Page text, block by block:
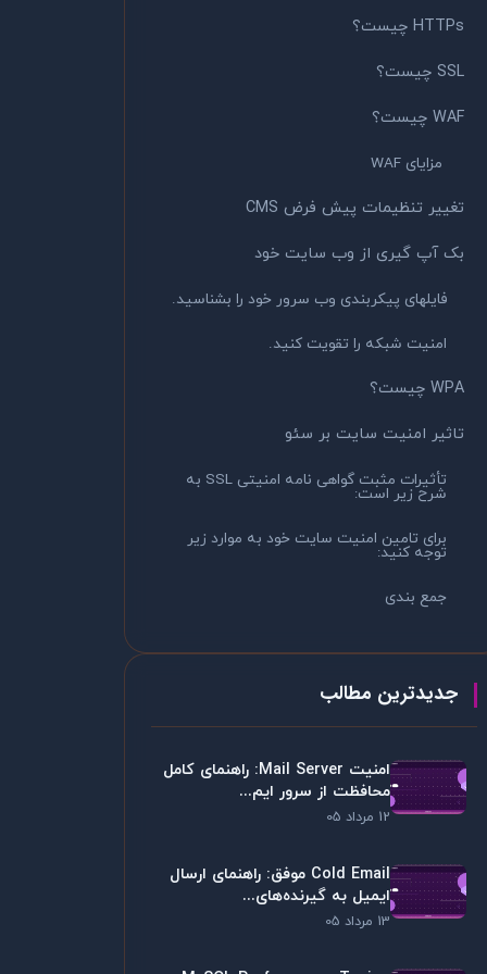
HTTPs چیست؟
SSL چیست؟
WAF چیست؟
مزایای WAF
تغییر تنظیمات پیش فرض CMS
بک آپ گیری از وب سایت خود
فایلهای پیکربندی وب سرور خود را بشناسید.
امنیت شبکه را تقویت کنید.
WPA چیست؟
تاثیر امنیت سایت بر سئو
تأثیرات مثبت گواهی نامه امنیتی SSL به
شرح زیر است:
برای تامین امنیت سایت خود به موارد زیر
توجه کنید:
جمع بندی
جدیدترین مطالب
امنیت Mail Server: راهنمای کامل
محافظت از سرور ایم...
12 مرداد 05
Cold Email موفق: راهنمای ارسال
ایمیل به گیرنده‌های...
13 مرداد 05